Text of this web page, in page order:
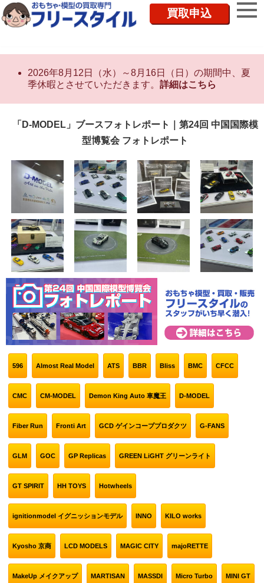
買取申込
2026年8月12日（水）～8月16日（日）の期間中、夏
季休暇とさせていただきます。 詳細はこちら
「D-MODEL」ブースフォトレポート｜第24回 中国国際模
型博覧会 フォトレポート
596 Almost Real Model ATS BBR Bliss BMC CFCC
CMC CM-MODEL Demon King Auto 車魔王 D-MODEL
Fiber Run Fronti Art GCD ゲインコーププロダクツ G-FANS
GLM GOC GP Replicas GREEN LiGHT グリーンライト
GT SPIRIT HH TOYS Hotwheels
ignitionmodel イグニッションモデル INNO KILO works
Kyosho 京商 LCD MODELS MAGIC CITY majoRETTE
MakeUp メイクアップ MARTISAN MASSDI Micro Turbo MINI GT